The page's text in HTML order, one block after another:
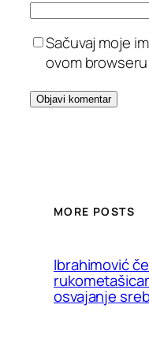
Sačuvaj moje
ovom
MORE POSTS
Ibrahimović
osvajanje